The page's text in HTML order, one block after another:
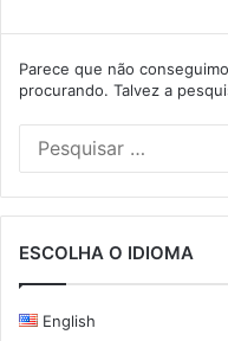
Parece que não
procurando. Talvez a
ESCOLHA O IDIOMA
English